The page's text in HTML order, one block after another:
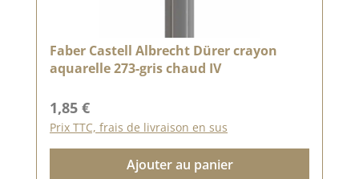
Faber Castell Albrecht Dürer crayon
aquarelle 273-gris chaud IV
Prix régulier :
1,85 €
Prix TTC, frais de livraison en sus
Ajouter au panier